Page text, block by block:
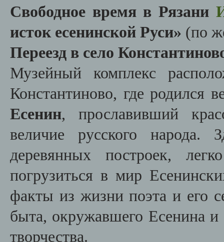
Свободное время в Рязани
исток есенинской Руси» (по
Переезд в село
Музейный комплекс
Константиново, где родился
Есенин, прославивший
величие русского народа.
деревянных построек,
погрузиться в мир
факты из жизни поэта и его
быта, окружавшего Есенина
творчества.